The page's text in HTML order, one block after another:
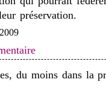
préservation.
du moins dans la